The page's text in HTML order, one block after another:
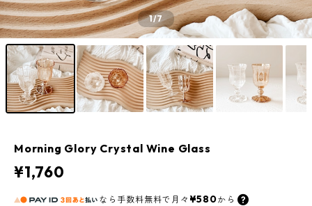
1/7
Morning Glory Crystal Wine Glass
¥1,760
なら 手数料無料で 月々 ¥580から